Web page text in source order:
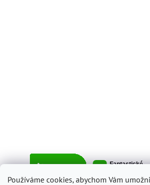
Používáme cookies, abychom Vám